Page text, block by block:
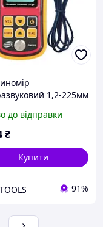
1,2-225мм
до відправки
₴
Купити
91%